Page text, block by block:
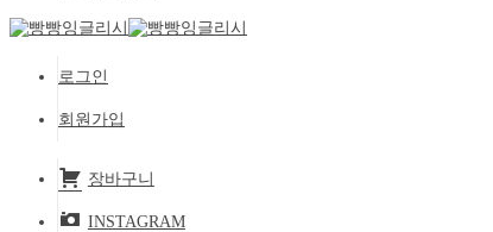
로그인
회원가입
장바구니
INSTAGRAM